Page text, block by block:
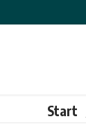
Start